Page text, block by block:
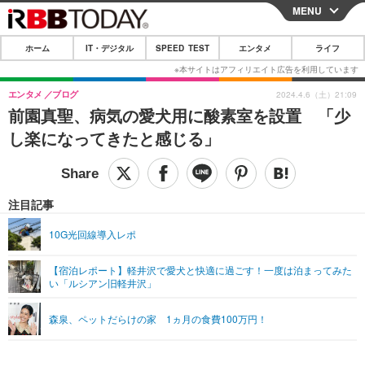
CLOSE
ホーム
IT・デジタル
IT・デジタルTOP スマートフォン
ショッピング その他
SPEED TEST
エンタメTOP 映画・ドラマ
グラビア
ショッピング その他
ライフTOP
その他
リリース一覧
プッシュ通知の停止方法
MENU
ホーム IT・デジタル SPEED TEST エンタメ ライフ
前園真聖、病気の愛犬用に酸素室を設置 「少
し楽になってきたと感じる」
エンタメ ブログ
注目記事
10G光回線導入レポ
【宿泊レポート】軽井沢で愛犬と快適に過ごす！一度は泊まってみた
い「ルシアン旧軽井沢」
森泉、ペットだらけの家 1ヵ月の食費100万円！
2024.4.6（土）21:09